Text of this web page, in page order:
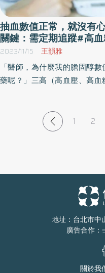
後，在三～六個月內白蛋白排放就
師也舉門診一位57歲男性病
的白蛋白最高達到1600mg/g
現白蛋白降至800mg/g；由於
物，搭配生活、飲食作息的改善更是關鍵。 在
到在治療第2型糖尿病腎病變
是控制血壓、血糖以及抗腎臟
變的重要關鍵，他也鼓勵糖
最適合自己的治療，才是改善疾病最重
抽血數值正常，就沒有
關鍵：需定期追蹤#高
2023/11/15 王韻雅
「醫師，為什麼我的膽固醇
藥呢？」三高（高血壓、高血
治療的指標．只把血清膽固醇
1 2
地址：台北市中
廣告合作：
關於我